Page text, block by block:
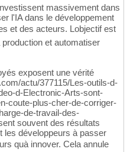
massivement dans
l'IA dans le développement
et des acteurs. Lobjectif est
et automatiser
exposent une vérité
actu/377115/Les-outils-d-
d-Electronic-Arts-sont-
coute-plus-cher-de-corriger-
de-travail-des-
souvent des résultats
les développeurs à passer
quà innover. Cela annule